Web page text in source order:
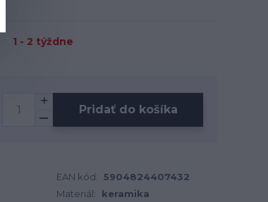
1 - 2 týždne
Pridať do košíka
EAN kód: 5904824407432
Materiál:
keramika